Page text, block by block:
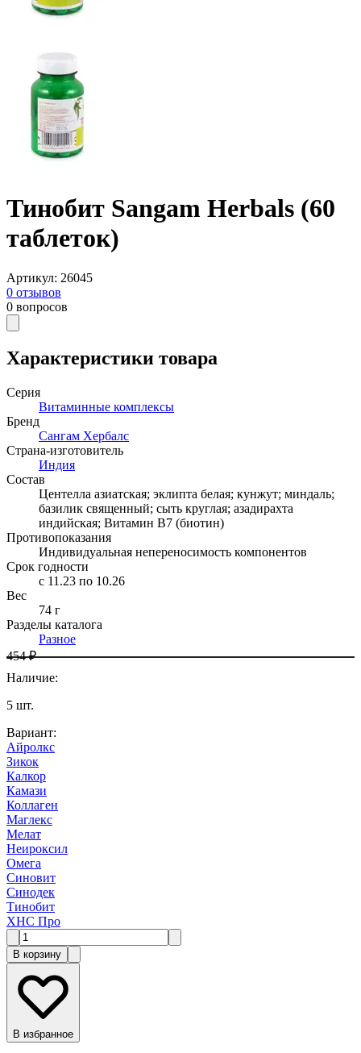
Тинобит Sangam Herbals (60
таблеток)
Артикул: 26045
0 отзывов
0 вопросов
Характеристики товара
Серия
Витаминные комплексы
Бренд
Сангам Хербалс
Страна-изготовитель
Индия
Состав
Центелла азиатская; эклипта белая; кунжут; миндаль;
базилик священный; сыть круглая; азадирахта
индийская; Витамин B7 (биотин)
Противопоказания
Индивидуальная непереносимость компонентов
Срок годности
c 11.23 по 10.26
Вес
74 г
Разделы каталога
Разное
454 ₽
Наличие:
5 шт.
Вариант:
Айролкс
Зикок
Калкор
Камази
Коллаген
Маглекс
Мелат
Неироксил
Омега
Синовит
Синодек
Тинобит
ХНС Про
В корзину
В избранное